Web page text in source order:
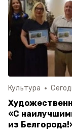
Культура
«С
из